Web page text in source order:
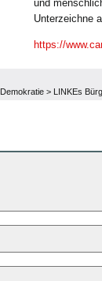
und
Unterzeichne
https://
Demokratie > LINKEs